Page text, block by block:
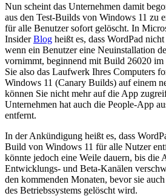
Nun scheint das Unternehmen damit
aus den Test-Builds von Windows 11 zu
für alle Benutzer sofort gelöscht. In
InsiderBlog heißt es, dass WordPad
wenn ein Benutzer eine Neuinstallation
vornimmt, beginnend mit Build 26020 im
Sie also das Laufwerk Ihres Computers
Windows 11 (Canary Builds) auf einem
können Sie nicht mehr auf die App
Unternehmen hat auch die People-App
entfernt.
In der Ankündigung heißt es, dass
Build von Windows 11 für alle Nutzer
könnte jedoch eine Weile dauern, bis die
Entwicklungs- und Beta-Kanälen
den kommenden Monaten, bevor sie
des Betriebssystems gelöscht wird.